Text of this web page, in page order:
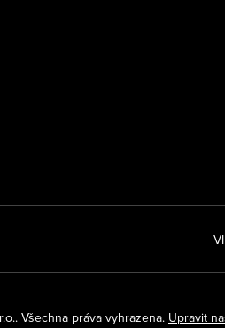
. Všechna práva vyhrazena. Upravit